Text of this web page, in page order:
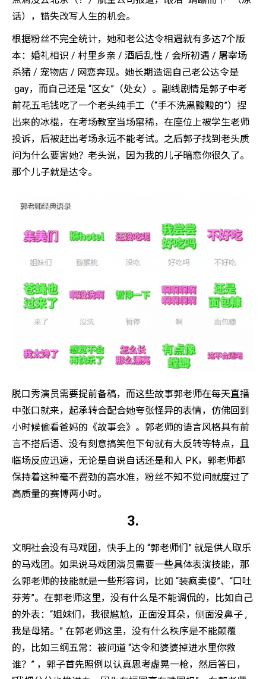
话），错失改写人生的机会。
根据粉丝不完全统计，她和老公达令相遇就有多达7个版
本：婚礼相识 / 村里乡亲 / 酒后乱性 / 会所初遇 / 屠宰场
杀猪 / 宠物店 / 网恋奔现。她长期造谣自己老公达令是
gay，而自己还是 “区女”（处女）。副线剧情是郭子中考
前花五毛钱吃了一个老头纯手工（“手不洗黑黢黢的”）捏
出来的冰棍，在考场教室当场窜稀，在座位上被学生老师
投诉，后被赶出考场永远不能考试。之后郭子找到老头质
问为什么要害她？老头说，因为我的儿子暗恋你很久了。
那个儿子就是达令。
脱口秀演员需要提前备稿，而这些故事郭老师在每天直播
中张口就来，起承转合配合她夸张怪异的表情，仿佛回到
小时候偷看爸妈的《故事会》。郭老师的语言风格具有前
言不搭后语、没有刻意搞笑但下句就有大反转等特点，且
临场反应迅速，无论是自说自话还是和人 PK，郭老师都
保持着这种毫不费劲的高水准，粉丝不知不觉间就度过了
高质量的赛博两小时。
3.
文明社会没有马戏团，快手上的 “郭老师们” 就是供人取乐
的马戏团。如果说马戏团演员需要一些具体表演技能，那
么郭老师的技能就是一些形容词，比如 “装疯卖傻”、“口吐
芬芳”。在郭老师这里，没有什么是不能调侃的，比如自己
的外表：“姐妹们，我很尴尬，正面没耳朵，侧面没鼻子 ,
我是母猪。” 在郭老师这里，没有什么秩序是不能颠覆
的，比如三纲五常：被问道 “达令和婆婆掉进水里你救
谁？” ，郭子首先照例以认真思考虚晃一枪，然后答曰，